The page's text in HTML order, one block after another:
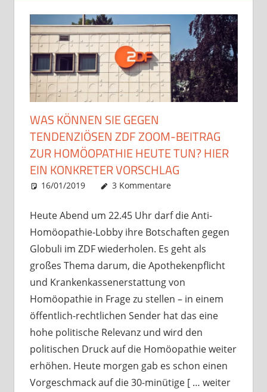
WAS KÖNNEN SIE GEGEN
TENDENZIÖSEN ZDF ZOOM-BEITRAG
ZUR HOMÖOPATHIE HEUTE TUN? HIER
EIN KONKRETER VORSCHLAG
16/01/2019 Christian J. Becker
Allgemein
3 Kommentare
Heute Abend um 22.45 Uhr darf die Anti-
Homöopathie-Lobby ihre Botschaften gegen
Globuli im ZDF wiederholen. Es geht als
großes Thema darum, die Apothekenpflicht
und Krankenkassenerstattung von
Homöopathie in Frage zu stellen – in einem
öffentlich-rechtlichen Sender hat das eine
hohe politische Relevanz und wird den
politischen Druck auf die Homöopathie weiter
erhöhen. Heute morgen gab es schon einen
Vorgeschmack auf die 30-minütige [ … weiter